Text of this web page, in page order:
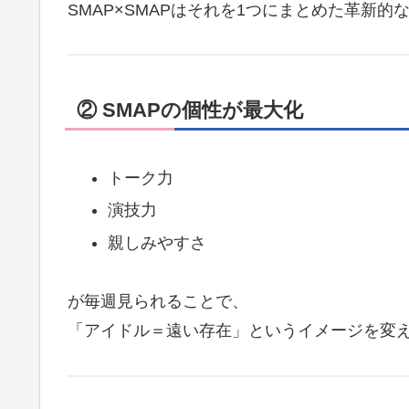
SMAP×SMAPはそれを1つにまとめた革新的な
② SMAPの個性が最大化
トーク力
演技力
親しみやすさ
が毎週見られることで、
「アイドル＝遠い存在」というイメージを変